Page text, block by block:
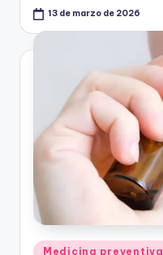
13 de marzo de 2026
Publicado
Medicina preventiva